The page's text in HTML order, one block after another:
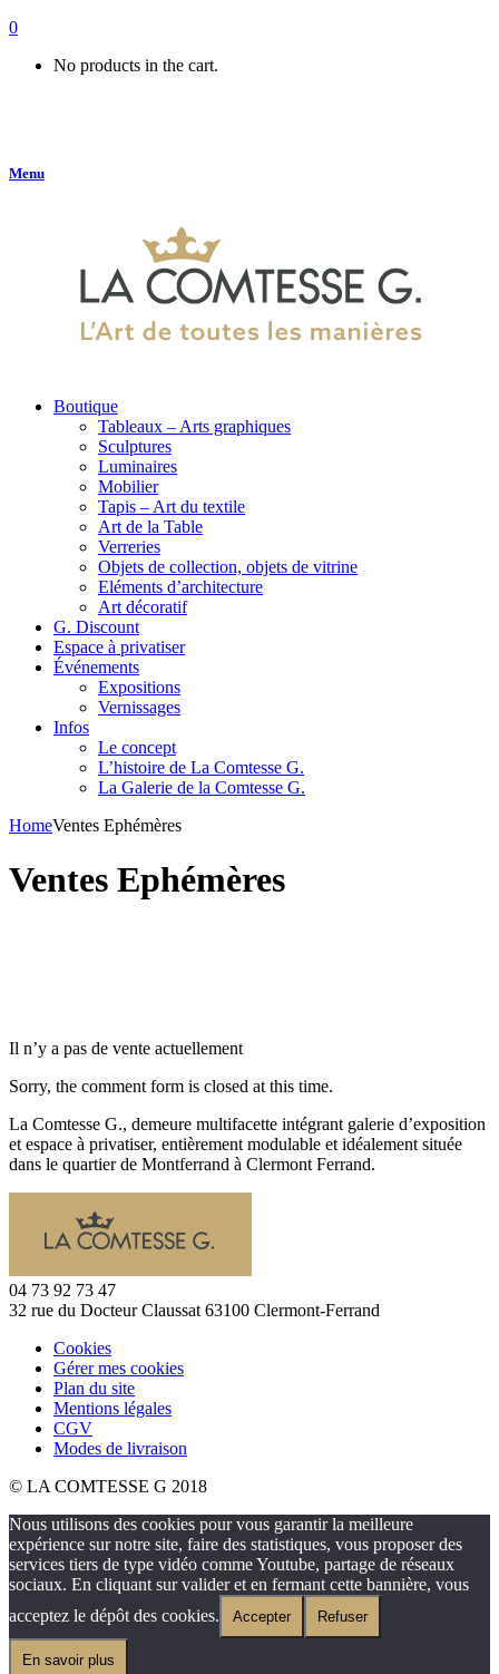
0
No products in the cart.
Menu
Boutique
Tableaux – Arts graphiques
Sculptures
Luminaires
Mobilier
Tapis – Art du textile
Art de la Table
Verreries
Objets de collection, objets de vitrine
Eléments d’architecture
Art décoratif
G. Discount
Espace à privatiser
Événements
Expositions
Vernissages
Infos
Le concept
L’histoire de La Comtesse G.
La Galerie de la Comtesse G.
HomeVentes Ephémères
Ventes Ephémères
Il n’y a pas de vente actuellement
Sorry, the comment form is closed at this time.
La Comtesse G., demeure multifacette intégrant galerie d’exposition
et espace à privatiser, entièrement modulable et idéalement située
dans le quartier de Montferrand à Clermont Ferrand.
04 73 92 73 47
32 rue du Docteur Claussat 63100 Clermont-Ferrand
Cookies
Gérer mes cookies
Plan du site
Mentions légales
CGV
Modes de livraison
© LA COMTESSE G 2018
Nous utilisons des cookies pour vous garantir la meilleure
expérience sur notre site, faire des statistiques, vous proposer des
services tiers de type vidéo comme Youtube, partage de réseaux
sociaux. En cliquant sur valider et en fermant cette bannière, vous
acceptez le dépôt des cookies.
Accepter Refuser
En savoir plus